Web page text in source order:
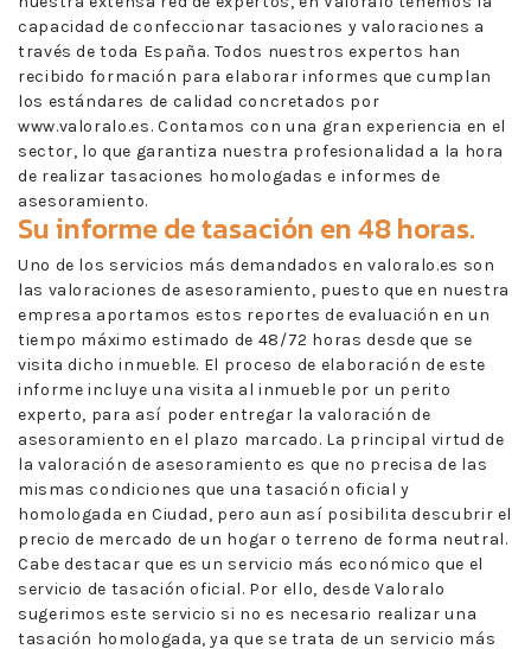
capacidad de confeccionar tasaciones y valoraciones a
través de toda España. Todos nuestros expertos han
recibido formación para elaborar informes que cumplan
los estándares de calidad concretados por
www.valoralo.es. Contamos con una gran experiencia en el
sector, lo que garantiza nuestra profesionalidad a la hora
de realizar tasaciones homologadas e informes de
asesoramiento.
Su informe de tasación en 48 horas.
Uno de los servicios más demandados en valoralo.es son
las valoraciones de asesoramiento, puesto que en nuestra
empresa aportamos estos reportes de evaluación en un
tiempo máximo estimado de 48/72 horas desde que se
visita dicho inmueble. El proceso de elaboración de este
informe incluye una visita al inmueble por un perito
experto, para así poder entregar la valoración de
asesoramiento en el plazo marcado. La principal virtud de
la valoración de asesoramiento es que no precisa de las
mismas condiciones que una tasación oficial y
homologada en Ciudad, pero aun así posibilita descubrir el
precio de mercado de un hogar o terreno de forma neutral.
Cabe destacar que es un servicio más económico que el
servicio de tasación oficial. Por ello, desde Valoralo
sugerimos este servicio si no es necesario realizar una
tasación homologada, ya que se trata de un servicio más